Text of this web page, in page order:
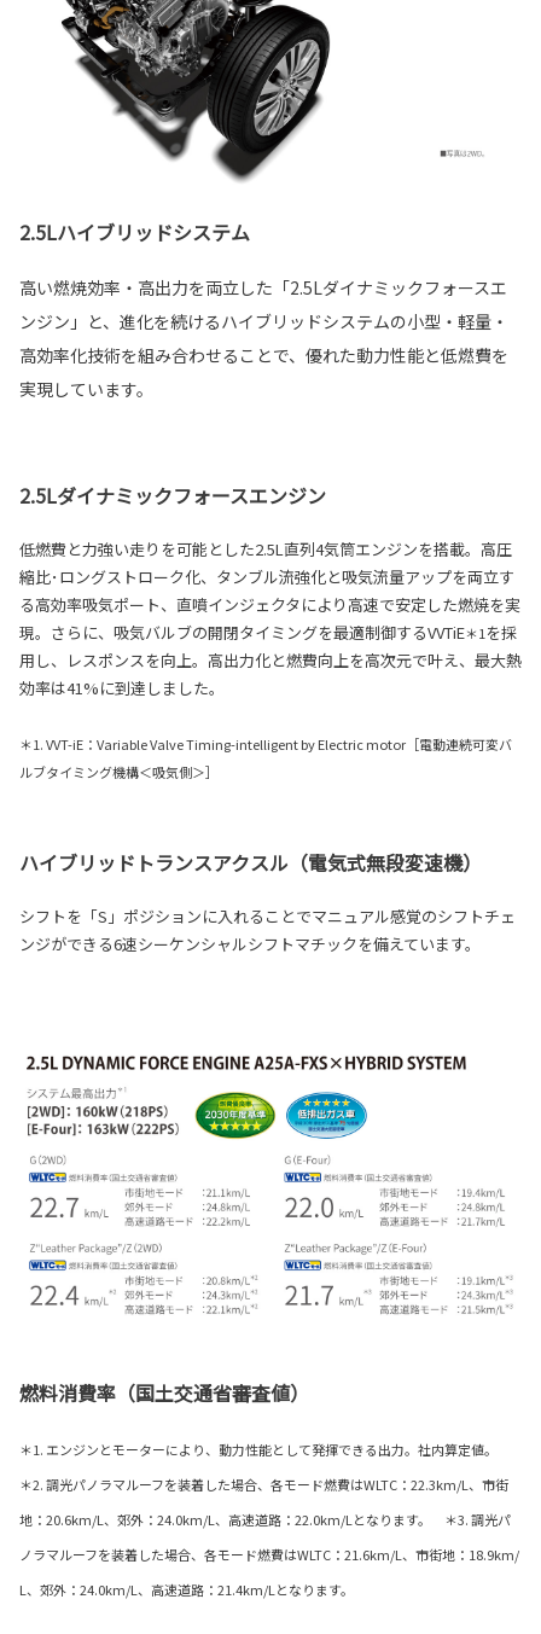
2.5Lハイブリッドシステム
高い燃焼効率・高出力を両立した「2.5Lダイナミックフォースエ
ンジン」と、進化を続けるハイブリッドシステムの小型・軽量・
高効率化技術を組み合わせることで、優れた動力性能と低燃費を
実現しています。
2.5Lダイナミックフォースエンジン
低燃費と力強い走りを可能とした2.5L直列4気筒エンジンを搭載。高圧
縮比･ロングストローク化、タンブル流強化と吸気流量アップを両立す
る高効率吸気ポート、直噴インジェクタにより高速で安定した燃焼を実
現。さらに、吸気バルブの開閉タイミングを最適制御するVVTiE＊1 を採
用し、レスポンスを向上。高出力化と燃費向上を高次元で叶え、最大熱
効率は41%に到達しました。
＊1. VVT-iE：Variable Valve Timing-intelligent by Electric motor［電動連続可変バ
ルブタイミング機構＜吸気側＞］
ハイブリッドトランスアクスル（電気式無段変速機）
シフトを「S」ポジションに入れることでマニュアル感覚のシフトチェ
ンジができる6速シーケンシャルシフトマチックを備えています。
燃料消費率（国土交通省審査値）
＊1. エンジンとモーターにより、動力性能として発揮できる出力。社内算定値。
＊2. 調光パノラマルーフを装着した場合、各モード燃費はWLTC：22.3km/L、市街
地：20.6km/L、郊外：24.0km/L、高速道路：22.0km/Lとなります。 ＊3. 調光パ
ノラマルーフを装着した場合、各モード燃費はWLTC：21.6km/L、市街地：18.9km/
L、郊外：24.0km/L、高速道路：21.4km/Lとなります。